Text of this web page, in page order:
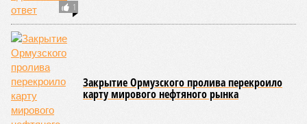
1
Закрытие Ормузского пролива перекроило
карту мирового нефтяного рынка